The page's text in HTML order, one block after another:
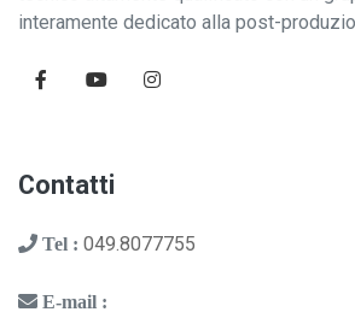
interamente dedicato alla post-
Contatti
Tel : 049.8077755
E-mail :